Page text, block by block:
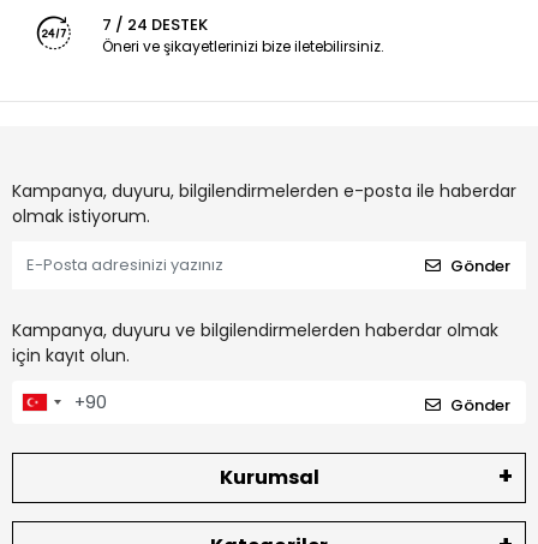
7 / 24 DESTEK
Öneri ve şikayetlerinizi bize iletebilirsiniz.
Kampanya, duyuru, bilgilendirmelerden e-posta ile haberdar
olmak istiyorum.
Gönder
Kampanya, duyuru ve bilgilendirmelerden haberdar olmak
için kayıt olun.
Gönder
Kurumsal